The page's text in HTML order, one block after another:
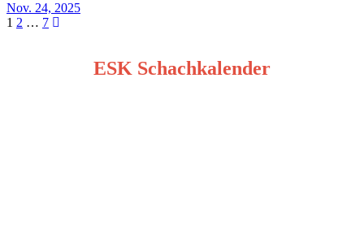
Nov. 24, 2025
Seitennummerierung
1 2 … 7
ESK Schachkalender